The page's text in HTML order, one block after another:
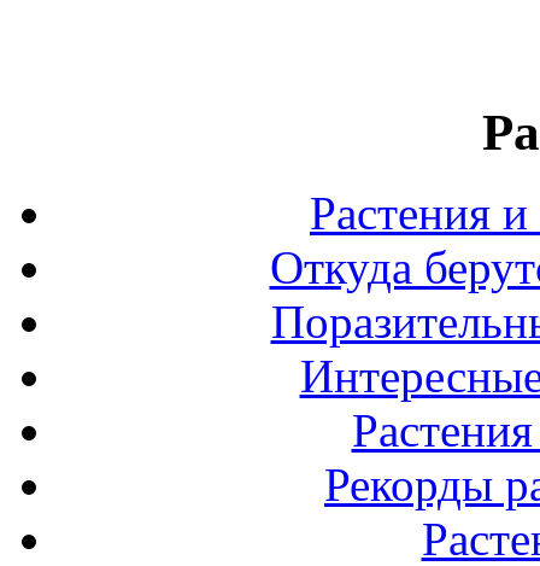
Растения
Откуда
Рекорды